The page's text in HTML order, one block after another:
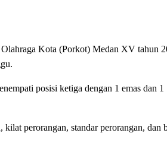
Kota (Porkot) Medan XV tahun
posisi ketiga dengan 1 emas dan 1
perorangan, standar perorangan, dan